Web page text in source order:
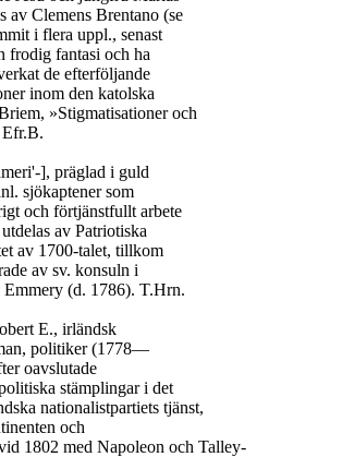
av Clemens Brentano (se
i flera uppl., senast
frodig fantasi och ha
de efterföljande
inom den katolska
»Stigmatisationer och
], präglad i guld
sjökaptener som
och förtjänstfullt arbete
av Patriotiska
av 1700-talet, tillkom
av sv. konsuln i
Emmery (d. 1786). T.Hrn.
E., irländsk
politiker (1778—
oavslutade
stämplingar i det
nationalistpartiets tjänst,
och
1802 med Napoleon och Talley-